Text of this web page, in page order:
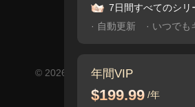
7日間すべてのシ
· 自動更新
· いつで
年間VIP
$199.99 /年
コミュニティ
© 2026 FlexTV, All Rights Reserved